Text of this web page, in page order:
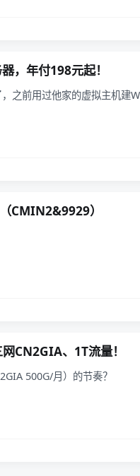
，年付198元起！
之前用过他家的虚拟主机建
CMIN2&9929）
CN2GIA、1T流量！
500G/月）的节奏？